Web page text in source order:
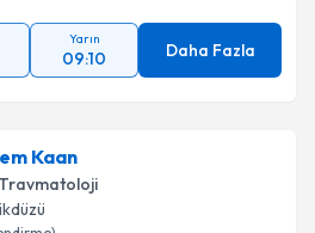
Yarın
09:10 Daha Fazla
Kaan